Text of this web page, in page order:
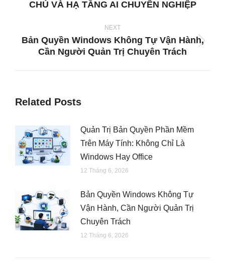
CHỦ VÀ HẠ TẦNG AI CHUYÊN NGHIỆP
NEXT
Next
Bản Quyền Windows Không Tự Vận Hành,
Cần Người Quản Trị Chuyên Trách
Related Posts
Quản Trị Bản Quyền Phần Mềm
Trên Máy Tính: Không Chỉ Là
Windows Hay Office
12 Tháng 6, 2026
Bản Quyền Windows Không Tự
Vận Hành, Cần Người Quản Trị
Chuyên Trách
12 Tháng 6, 2026